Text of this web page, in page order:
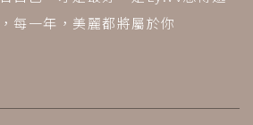
每一年，美麗都將屬於你